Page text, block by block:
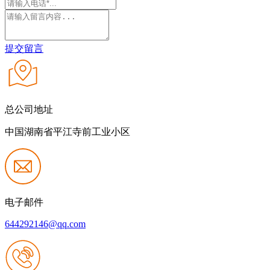
提交留言
总公司地址
中国湖南省平江寺前工业小区
电子邮件
644292146@qq.com